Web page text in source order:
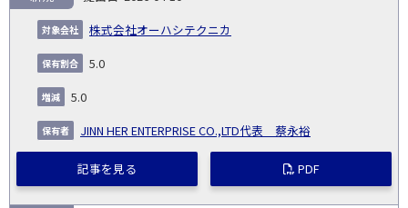
NO.
告
義
務
発
生
日
提
日
証券
対
株式会社オーハシテクニカ
5.0
5.0
JINN HER ENTERPRISE CO.,LTD代表 蔡永裕
記事を見る PDF